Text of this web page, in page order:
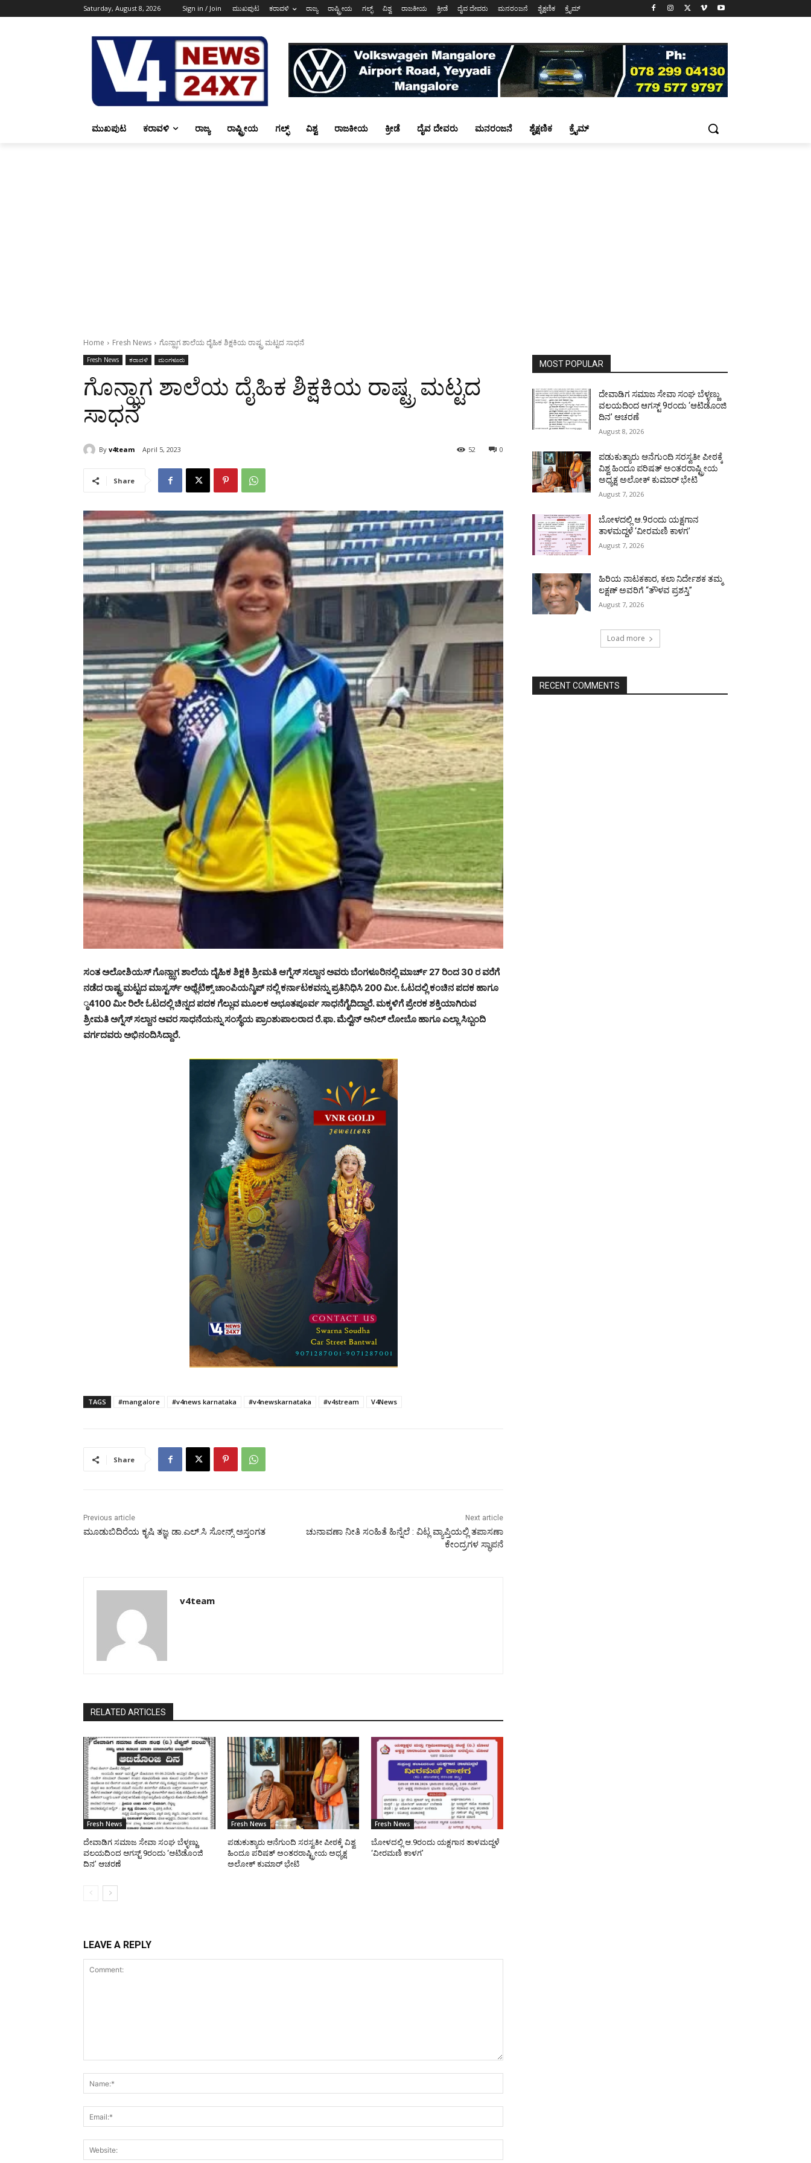
Saturday, August 8, 2026 Sign in / Join ಮುಖಪುಟ ಕರಾವಳಿ ರಾಜ್ಯ ರಾಷ್ಟ್ರೀಯ ಗಲ್ಫ್ ವಿಶ್ವ ರಾಜಕೀಯ ಕ್ರೀಡೆ ದೈವ ದೇವರು ಮನರಂಜನೆ ಶೈಕ್ಷಣಿಕ ಕ್ರೈಮ್
ಮುಖಪುಟ ಕರಾವಳಿ ರಾಜ್ಯ ರಾಷ್ಟ್ರೀಯ ಗಲ್ಫ್ ವಿಶ್ವ ರಾಜಕೀಯ ಕ್ರೀಡೆ ದೈವ ದೇವರು ಮನರಂಜನೆ ಶೈಕ್ಷಣಿಕ ಕ್ರೈಮ್
Home Fresh News ಗೊನ್ಝಾಗ ಶಾಲೆಯ ದೈಹಿಕ ಶಿಕ್ಷಕಿಯ ರಾಷ್ಟ್ರ ಮಟ್ಟದ ಸಾಧನೆ
Fresh News ಕರಾವಳಿ ಮಂಗಳೂರು
ಗೊನ್ಝಾಗ ಶಾಲೆಯ ದೈಹಿಕ ಶಿಕ್ಷಕಿಯ ರಾಷ್ಟ್ರ ಮಟ್ಟದ
ಸಾಧನೆ
By v4team April 5, 2023 0
52
Share
ಸಂತ ಅಲೋಶಿಯಸ್ ಗೊನ್ಝಾಗ ಶಾಲೆಯ ದೈಹಿಕ ಶಿಕ್ಷಕಿ ಶ್ರೀಮತಿ ಆಗ್ನೆಸ್ ಸಲ್ದಾನ ಅವರು ಬೆಂಗಳೂರಿನಲ್ಲಿ ಮಾರ್ಚ್ 27 ರಿಂದ 30 ರ ವರೆಗೆ
ನಡೆದ ರಾಷ್ಟ್ರಮಟ್ಟದ ಮಾಸ್ಟರ್ಸ್ ಅಥ್ಲೆಟಿಕ್ಸ್ ಚಾಂಪಿಯನ್ಶಿಪ್ ನಲ್ಲಿ ಕರ್ನಾಟಕವನ್ನು ಪ್ರತಿನಿಧಿಸಿ 200 ಮೀ. ಓಟದಲ್ಲಿ ಕಂಚಿನ ಪದಕ ಹಾಗೂ
್ಠ4100 ಮೀ ರಿಲೇ ಓಟದಲ್ಲಿ ಚಿನ್ನದ ಪದಕ ಗೆಲ್ಲುವ ಮೂಲಕ ಅಭೂತಪೂರ್ವ ಸಾಧನೆಗೈದಿದ್ದಾರೆ. ಮಕ್ಕಳಿಗೆ ಪ್ರೇರಕ ಶಕ್ತಿಯಾಗಿರುವ
ಶ್ರೀಮತಿ ಅಗ್ನೆಸ್ ಸಲ್ದಾನ ಅವರ ಸಾಧನೆಯನ್ನು ಸಂಸ್ಥೆಯ ಪ್ರಾಂಶುಪಾಲರಾದ ರೆ.ಫಾ. ಮೆಲ್ವಿನ್ ಅನಿಲ್ ಲೋಬೊ ಹಾಗೂ ಎಲ್ಲಾ ಸಿಬ್ಬಂದಿ
ವರ್ಗದವರು ಅಭಿನಂದಿಸಿದ್ದಾರೆ.
TAGS #mangalore #v4news karnataka #v4newskarnataka #v4stream V4News
Share
Previous article
ಮೂಡುಬಿದಿರೆಯ ಕೃಷಿ ತಜ್ಞ ಡಾ.ಎಲ್.ಸಿ ಸೋನ್ಸ್ ಅಸ್ತಂಗತ
Next article
ಚುನಾವಣಾ ನೀತಿ ಸಂಹಿತೆ ಹಿನ್ನೆಲೆ : ವಿಟ್ಲ ವ್ಯಾಪ್ತಿಯಲ್ಲಿ ತಪಾಸಣಾ
ಕೇಂದ್ರಗಳ ಸ್ಥಾಪನೆ
v4team
RELATED ARTICLES
Fresh News
ದೇವಾಡಿಗ ಸಮಾಜ ಸೇವಾ ಸಂಘ ಬೆಳ್ಳಣ್ಣು
ವಲಯದಿಂದ ಆಗಸ್ಟ್ 9ರಂದು ‘ಆಟಿಡೊಂಜಿ
ದಿನ’ ಆಚರಣೆ
Fresh News
ಪಡುಕುತ್ಯಾರು ಆನೆಗುಂದಿ ಸರಸ್ವತೀ ಪೀಠಕ್ಕೆ ವಿಶ್ವ
ಹಿಂದೂ ಪರಿಷತ್ ಅಂತರರಾಷ್ಟ್ರೀಯ ಅಧ್ಯಕ್ಷ
ಅಲೋಕ್ ಕುಮಾರ್ ಭೇಟಿ
Fresh News
ಬೋಳದಲ್ಲಿ ಆ.9ರಂದು ಯಕ್ಷಗಾನ ತಾಳಮದ್ದಳೆ
‘ವೀರಮಣಿ ಕಾಳಗ’
LEAVE A REPLY
MOST POPULAR
ದೇವಾಡಿಗ ಸಮಾಜ ಸೇವಾ ಸಂಘ ಬೆಳ್ಳಣ್ಣು
ವಲಯದಿಂದ ಆಗಸ್ಟ್ 9ರಂದು ‘ಆಟಿಡೊಂಜಿ
ದಿನ’ ಆಚರಣೆ
August 8, 2026
ಪಡುಕುತ್ಯಾರು ಆನೆಗುಂದಿ ಸರಸ್ವತೀ ಪೀಠಕ್ಕೆ
ವಿಶ್ವ ಹಿಂದೂ ಪರಿಷತ್ ಅಂತರರಾಷ್ಟ್ರೀಯ
ಅಧ್ಯಕ್ಷ ಅಲೋಕ್ ಕುಮಾರ್ ಭೇಟಿ
August 7, 2026
ಬೋಳದಲ್ಲಿ ಆ.9ರಂದು ಯಕ್ಷಗಾನ
ತಾಳಮದ್ದಳೆ ‘ವೀರಮಣಿ ಕಾಳಗ’
August 7, 2026
ಹಿರಿಯ ನಾಟಕಕಾರ, ಕಲಾ ನಿರ್ದೇಶಕ ತಮ್ಮ
ಲಕ್ಷಣ್ ಅವರಿಗೆ “ತೌಳವ ಪ್ರಶಸ್ತಿ”
August 7, 2026
Load more
RECENT COMMENTS